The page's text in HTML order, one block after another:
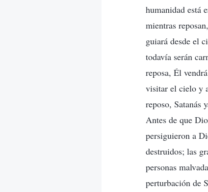
humanidad está
mientras
guiará desde el
todavía serán
reposa, Él
visitar el cielo y
reposo, Satanás
Antes de que
persiguieron a
destruidos; las
personas
perturbación de